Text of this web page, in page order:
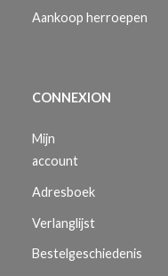
Aankoop herroepen
CONNEXION
Mijn
account
Adresboek
Verlanglijst
Bestelgeschiedenis